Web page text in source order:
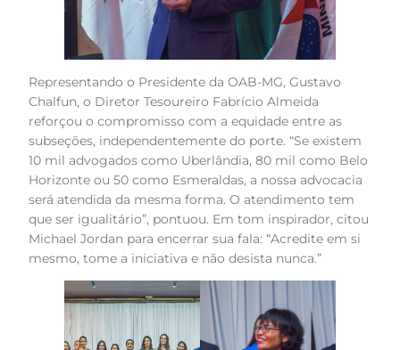
Representando o Presidente da OAB-MG, Gustavo
Chalfun, o Diretor Tesoureiro Fabrício Almeida
reforçou o compromisso com a equidade entre as
subseções, independentemente do porte. “Se existem
10 mil advogados como Uberlândia, 80 mil como Belo
Horizonte ou 50 como Esmeraldas, a nossa advocacia
será atendida da mesma forma. O atendimento tem
que ser igualitário”, pontuou. Em tom inspirador, citou
Michael Jordan para encerrar sua fala: “Acredite em si
mesmo, tome a iniciativa e não desista nunca.”